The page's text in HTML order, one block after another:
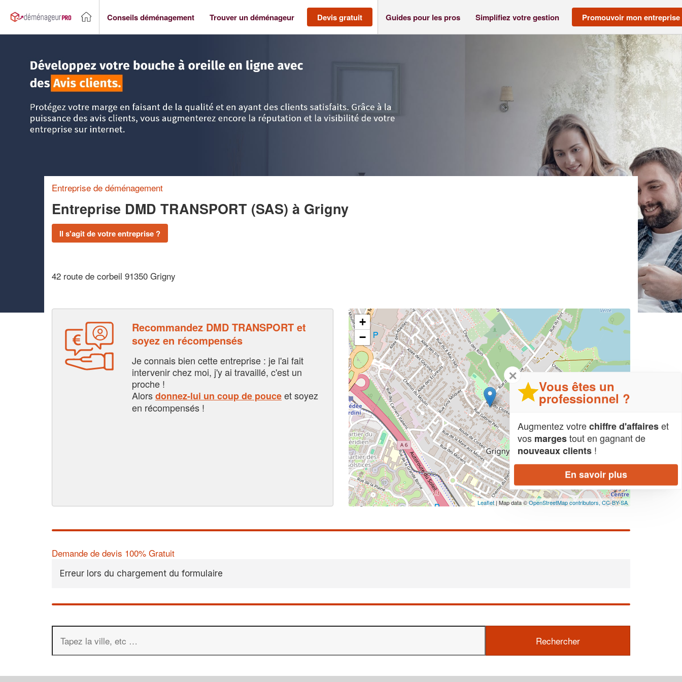
Conseils déménagement Trouver un déménageur Devis gratuit Guides pour les pros Simplifiez votre gestion Promouvoir mon entreprise
Entreprise de déménagement
Entreprise DMD TRANSPORT (SAS) à Grigny
Il s'agit de votre entreprise ?
42 route de corbeil 91350 Grigny
Recommandez DMD TRANSPORT et
soyez en récompensés
Je connais bien cette entreprise : je l'ai fait
intervenir chez moi, j'y ai travaillé, c'est un
proche !
Alorsdonnez-lui un coup de pouceet soyez
en récompensés !
+
−
Leaflet| Map data ©OpenStreetMap contributors, CC-BY-SA
Demande de devis 100% Gratuit
Erreur lors du chargement du formulaire
✕
Vous êtes un
professionnel ?
Augmentez votrechiffre d'affaireset
vos margestout en gagnant de
nouveaux clients !
En savoir plus